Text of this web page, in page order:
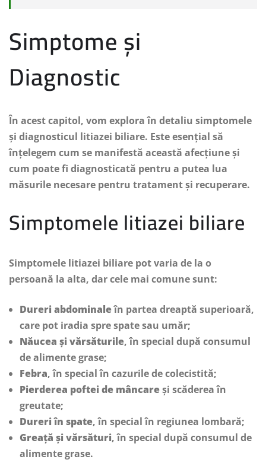
Simptome și
Diagnostic
În acest capitol, vom explora în detaliu simptomele
și diagnosticul litiazei biliare. Este esențial să
înțelegem cum se manifestă această afecțiune și
cum poate fi diagnosticată pentru a putea lua
măsurile necesare pentru tratament și recuperare.
Simptomele litiazei biliare
Simptomele litiazei biliare pot varia de la o
persoană la alta, dar cele mai comune sunt:
Dureri abdominaleîn partea dreaptă superioară,
care pot iradia spre spate sau umăr;
Năucea și vărsăturile, în special după consumul
de alimente grase;
Febra, în special în cazurile de colecistită;
Pierderea poftei de mâncareși scăderea în
greutate;
Dureri în spate, în special în regiunea lombară;
Greață și vărsături, în special după consumul de
alimente grase.